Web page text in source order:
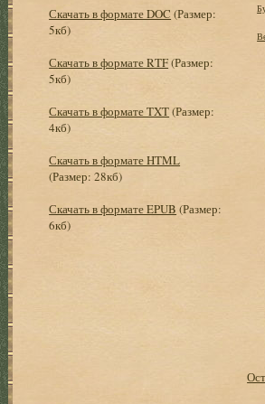
Скачать в формате DOC (Размер:
5кб)
Скачать в формате RTF(Размер:
5кб)
Скачать в формате TXT(Размер:
4кб)
Скачать в формате HTML
(Размер: 28кб)
Скачать в формате EPUB (Размер:
6кб)